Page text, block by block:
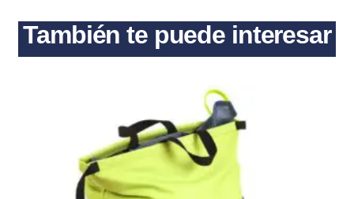
También te puede interesar